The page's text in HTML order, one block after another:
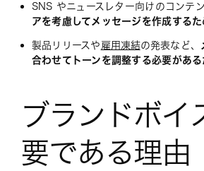
SNS やニュースレター向けのコンテ
アを考慮してメッセージを作成するた
製品リリースや 雇用凍結の発表など、
合わせてトーンを調整する必要がある
ブランドボイ
要である理由